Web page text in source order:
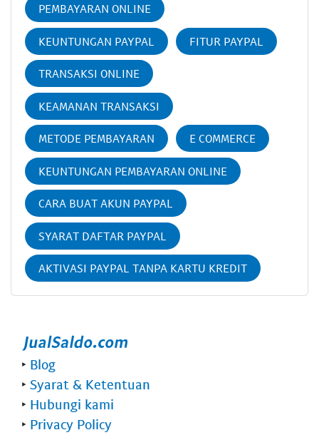
PEMBAYARAN ONLINE
KEUNTUNGAN PAYPAL FITUR PAYPAL
TRANSAKSI ONLINE
KEAMANAN TRANSAKSI
METODE PEMBAYARAN E COMMERCE
KEUNTUNGAN PEMBAYARAN ONLINE
CARA BUAT AKUN PAYPAL
SYARAT DAFTAR PAYPAL
AKTIVASI PAYPAL TANPA KARTU KREDIT
‣ Blog
‣ Syarat & Ketentuan
‣ Hubungi kami
‣ Privacy Policy